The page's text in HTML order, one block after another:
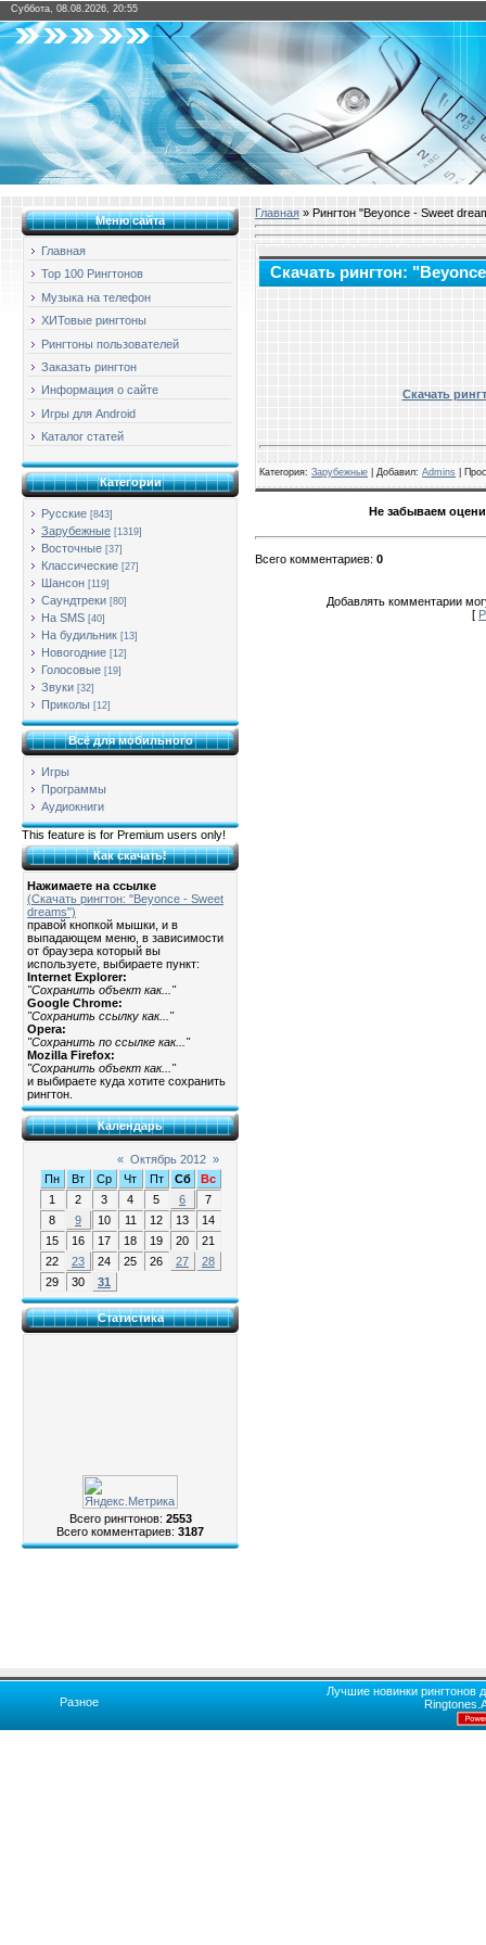
Суббота, 08.08.2026, 20:55
Меню сайта
Главная
Top 100 Рингтонов
Музыка на телефон
ХИТовые рингтоны
Рингтоны пользователей
Заказать рингтон
Информация о сайте
Игры для Android
Каталог статей
Категории
Русские [843]
Зарубежные [1319]
Восточные [37]
Классические [27]
Шансон [119]
Саундтреки [80]
На SMS [40]
На будильник [13]
Новогодние [12]
Голосовые [19]
Звуки [32]
Приколы [12]
Всё для мобильного
Игры
Программы
Аудиокниги
This feature is for Premium users only!
Как скачать!
Нажимаете на ссылке
(Скачать рингтон: "Beyonce - Sweet
dreams")
правой кнопкой мышки, и в
выпадающем меню, в зависимости
от браузера который вы
используете, выбираете пункт:
Internet Explorer:
"Сохранить объект как..."
Google Chrome:
"Сохранить ссылку как..."
Opera:
"Сохранить по ссылке как..."
Mozilla Firefox:
"Сохранить объект как..."
и выбираете куда хотите сохранить
рингтон.
Календарь
« Октябрь 2012 »
Пн
Вт Ср Чт Пт Сб
Вс
1
2 3 4 5 6
7
8
9 10 11 12 13
14
15
16 17 18 19 20
21
22
23 24 25 26 27
28
29
30 31
Статистика
Всего рингтонов: 2553
Всего комментариев: 3187
Главная » Рингтон "Beyonce - Sweet
Скачать рингтон:
Скачать
Категория: Зарубежные | Добавил: Admins
Не забываем
Всего комментариев: 0
Добавлять комментарии
[
Разное
Лучшие новинки рингтонов